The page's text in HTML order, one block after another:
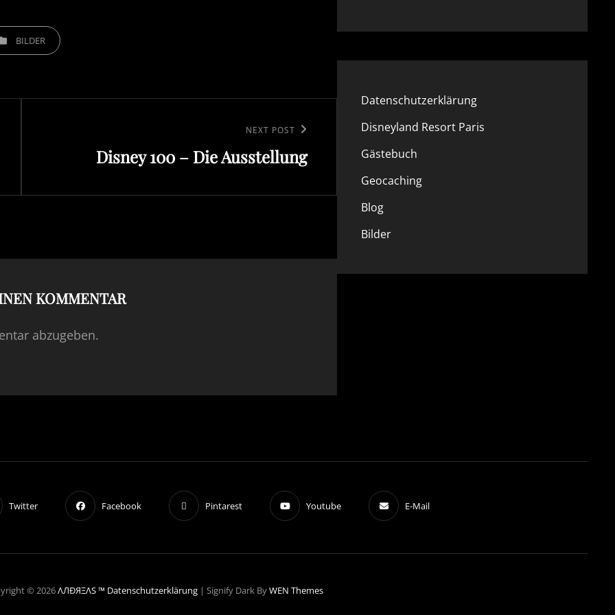
BILDER
NEXT POST
Disney 100 – Die Ausstellung
KOMMENTAR
abzugeben.
Datenschutzerklärung
Disneyland Resort Paris
Gästebuch
Geocaching
Blog
Bilder
Twitter Facebook Pintarest Youtube E-Mail
© 2026ΛЛÐЯΞΛS ™ Datenschutzerklärung | Signify Dark ByWEN Themes